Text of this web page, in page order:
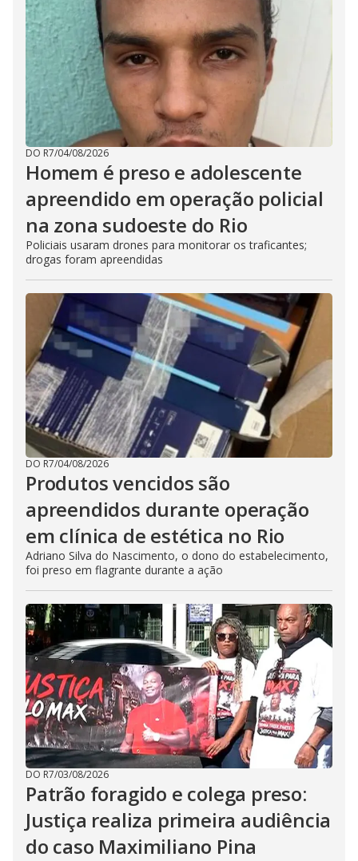
DO R7/04/08/2026
Homem é preso e adolescente
apreendido em operação policial
na zona sudoeste do Rio
Policiais usaram drones para monitorar os traficantes;
drogas foram apreendidas
DO R7/04/08/2026
Produtos vencidos são
apreendidos durante operação
em clínica de estética no Rio
Adriano Silva do Nascimento, o dono do estabelecimento,
foi preso em flagrante durante a ação
DO R7/03/08/2026
Patrão foragido e colega preso:
Justiça realiza primeira audiência
do caso Maximiliano Pina